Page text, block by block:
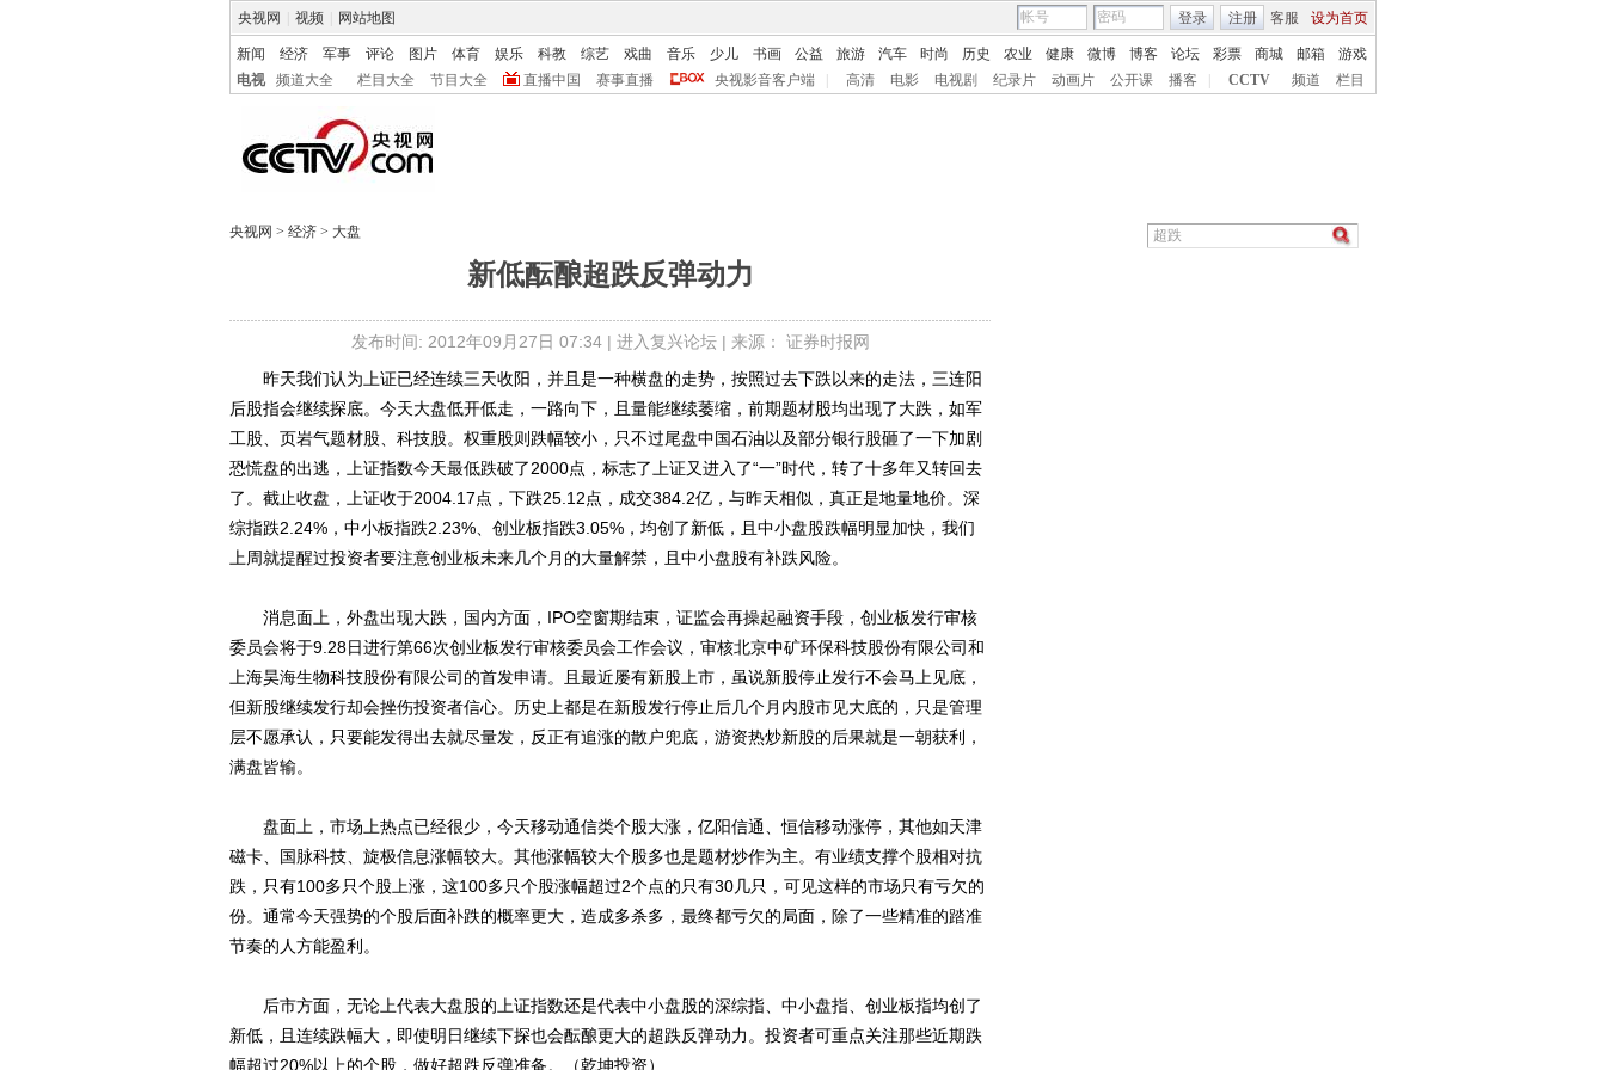
央视网 视频 网站地图 客服 设为首页
登录 注册
新闻 经济 军事 评论 图片 体育 娱乐 科教 综艺 戏曲 音乐 少儿 书画 公益 旅游 汽车 时尚 历史 农业 健康 微博 博客 论坛 彩票 商城 邮箱
游戏
电视
频道大全 栏目大全 节目大全 直播中国 赛事直播 央视影音客户端 高清 电影 电视剧 纪录片 动画片 公开课 播客 CCTV 频道 栏目
央视网 > 经济 > 大盘
新低酝酿超跌反弹动力
发布时间: 2012年09月27日 07:34 | 进入复兴论坛| 来源： 证券时报网
昨天我们认为上证已经连续三天收阳，并且是一种横盘的走势，按照过去下跌以来的走法，三连阳
后股指会继续探底。今天大盘低开低走，一路向下，且量能继续萎缩，前期题材股均出现了大跌，如军
工股、页岩气题材股、科技股。权重股则跌幅较小，只不过尾盘中国石油以及部分银行股砸了一下加剧
恐慌盘的出逃，上证指数今天最低跌破了2000点，标志了上证又进入了“一”时代，转了十多年又转回去
了。截止收盘，上证收于2004.17点，下跌25.12点，成交384.2亿，与昨天相似，真正是地量地价。深
综指跌2.24%，中小板指跌2.23%、创业板指跌3.05%，均创了新低，且中小盘股跌幅明显加快，我们
上周就提醒过投资者要注意创业板未来几个月的大量解禁，且中小盘股有补跌风险。
消息面上，外盘出现大跌，国内方面，IPO空窗期结束，证监会再操起融资手段，创业板发行审核
委员会将于9.28日进行第66次创业板发行审核委员会工作会议，审核北京中矿环保科技股份有限公司和
上海昊海生物科技股份有限公司的首发申请。且最近屡有新股上市，虽说新股停止发行不会马上见底，
但新股继续发行却会挫伤投资者信心。历史上都是在新股发行停止后几个月内股市见大底的，只是管理
层不愿承认，只要能发得出去就尽量发，反正有追涨的散户兜底，游资热炒新股的后果就是一朝获利，
满盘皆输。
盘面上，市场上热点已经很少，今天移动通信类个股大涨，亿阳信通、恒信移动涨停，其他如天津
磁卡、国脉科技、旋极信息涨幅较大。其他涨幅较大个股多也是题材炒作为主。有业绩支撑个股相对抗
跌，只有100多只个股上涨，这100多只个股涨幅超过2个点的只有30几只，可见这样的市场只有亏欠的
份。通常今天强势的个股后面补跌的概率更大，造成多杀多，最终都亏欠的局面，除了一些精准的踏准
节奏的人方能盈利。
后市方面，无论上代表大盘股的上证指数还是代表中小盘股的深综指、中小盘指、创业板指均创了
新低，且连续跌幅大，即使明日继续下探也会酝酿更大的超跌反弹动力。投资者可重点关注那些近期跌
幅超过20%以上的个股，做好超跌反弹准备。（乾坤投资）